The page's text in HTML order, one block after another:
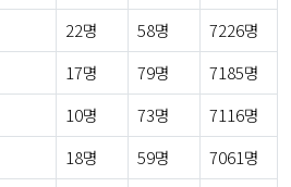
22명 58명
7226명
17명 79명
7185명
10명 73명
7116명
18명 59명
7061명